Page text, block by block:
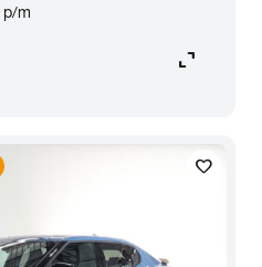
p/m
expand_content
favorite